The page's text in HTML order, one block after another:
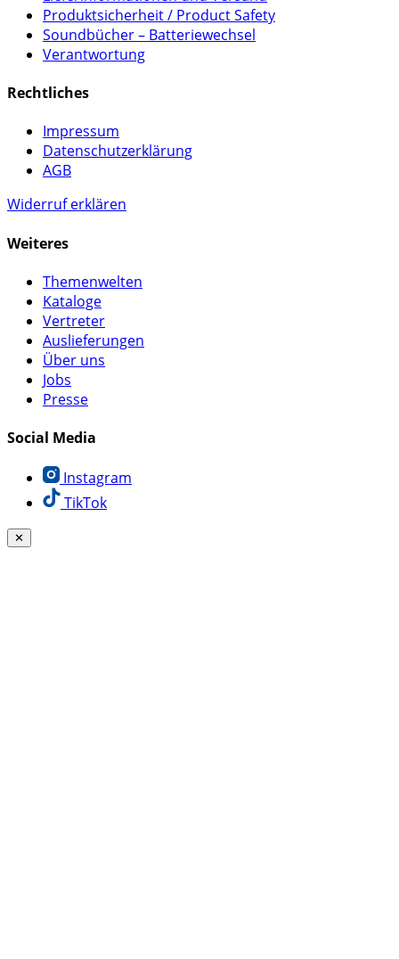
Produktsicherheit / Product Safety
Soundbücher – Batteriewechsel
Verantwortung
Rechtliches
Impressum
Datenschutzerklärung
AGB
Widerruf erklären
Weiteres
Themenwelten
Kataloge
Vertreter
Auslieferungen
Über uns
Jobs
Presse
Social Media
Instagram
TikTok
✕